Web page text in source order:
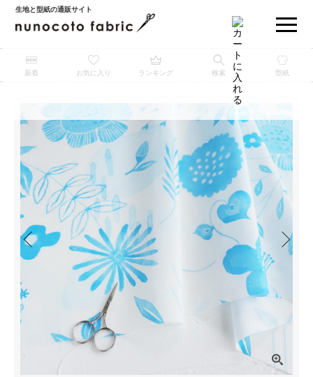
生地と型紙の通販サイト
新着 お気に入り ランキング 検索 型紙